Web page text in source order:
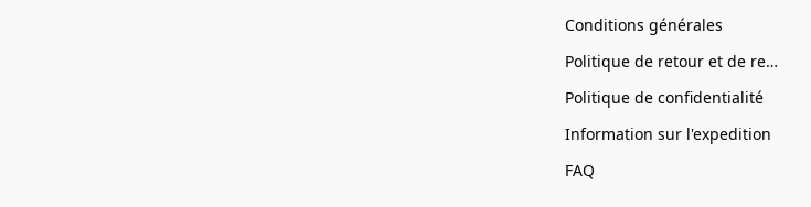
Conditions générales
Politique de retour et de remboursement
Politique de confidentialité
Information sur l'expedition
FAQ